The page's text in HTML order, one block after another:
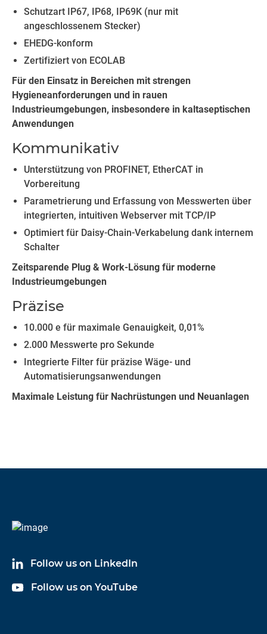
Schutzart IP67, IP68, IP69K (nur mit
angeschlossenem Stecker)
EHEDG-konform
Zertifiziert von ECOLAB
Für den Einsatz in Bereichen mit strengen
Hygieneanforderungen und in rauen
Industrieumgebungen, insbesondere in kaltaseptischen
Anwendungen
Kommunikativ
Unterstützung von PROFINET, EtherCAT in
Vorbereitung
Parametrierung und Erfassung von Messwerten über
integrierten, intuitiven Webserver mit TCP/IP
Optimiert für Daisy-Chain-Verkabelung dank internem
Schalter
Zeitsparende Plug & Work-Lösung für moderne
Industrieumgebungen
Präzise
10.000 e für maximale Genauigkeit, 0,01%
2.000 Messwerte pro Sekunde
Integrierte Filter für präzise Wäge- und
Automatisierungsanwendungen
Maximale Leistung für Nachrüstungen und Neuanlagen
Follow us on LinkedIn
Follow us on YouTube